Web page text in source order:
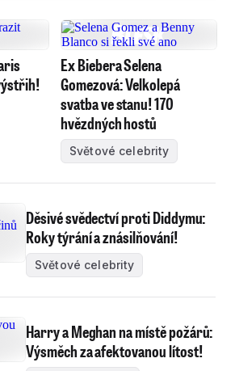
Ex Biebera Selena
Gomezová: Velkolepá
svatba ve stanu! 170
hvězdných hostů
Světové celebrity
Děsivé svědectví proti Diddymu:
Roky týrání a znásilňování!
Světové celebrity
Harry a Meghan na místě požárů:
Výsměch za afektovanou lítost!